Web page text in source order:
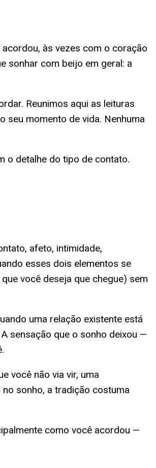
às vezes com o coração
sonhar com beijo em geral: a
Reunimos aqui as leituras
seu momento de vida. Nenhuma
o detalhe do tipo de contato.
afeto, intimidade,
esses dois elementos se
você deseja que chegue) sem
uma relação existente está
sensação que o sonho deixou —
você não via vir, uma
sonho, a tradição costuma
como você acordou —